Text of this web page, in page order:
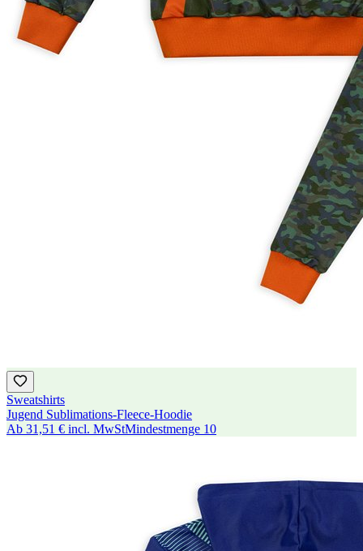
Sweatshirts
Jugend Sublimations-Fleece-Hoodie
Ab 31,51 € incl. MwStMindestmenge 10